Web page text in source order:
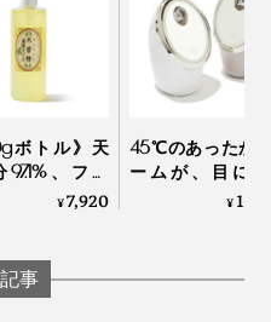
が白ランプで3段階表示される。写真
感じで水がこぼれます。焦らず、電源
いていることもあって、口
するほうがラクと気づいた
から水をこぼしながら洗っ
ながら洗浄したい人は、
ボトル》天
、フッ
泡剤・研磨
ェル」
¥7,920
45℃のあったか
ームが、目に
に、気持ちいい“
¥
事